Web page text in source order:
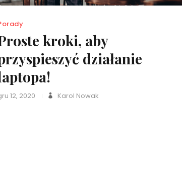
kroki, aby
działanie
12, 2020 Karol Nowak